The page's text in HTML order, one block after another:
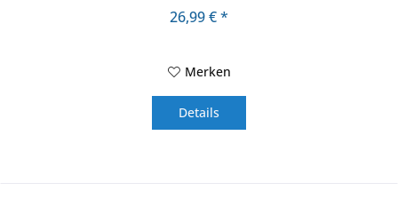
26,99 € *
Merken
Details